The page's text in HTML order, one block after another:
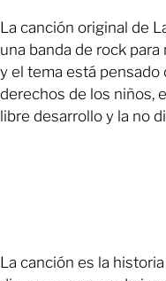
La canción original de
una banda de rock
y el tema está pensado
derechos de los niños,
libre desarrollo y la no
La canción es la